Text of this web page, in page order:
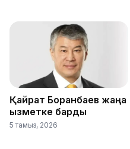
Қайрат Боранбаев жаңа
қызметке барды
5 тамыз, 2026